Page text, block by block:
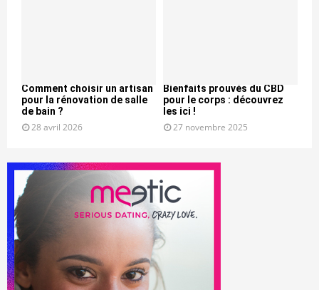
Comment choisir un artisan
pour la rénovation de salle
de bain ?
28 avril 2026
Bienfaits prouvés du CBD
pour le corps : découvrez
les ici !
27 novembre 2025